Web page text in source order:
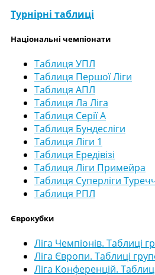
Турнірні таблиці
Національні чемпіонати
Таблиця УПЛ
Таблиця Першої Ліги
Таблиця АПЛ
Таблиця Ла Ліга
Таблиця Серії А
Таблиця Бундесліги
Таблиця Ліги 1
Таблиця Ередівізі
Таблиця Ліги Примейра
Таблиця Суперліги
Таблиця РПЛ
Єврокубки
Ліга Чемпіонів. Таблиці
Ліга Європи. Таблиці
Ліга Конференцій.